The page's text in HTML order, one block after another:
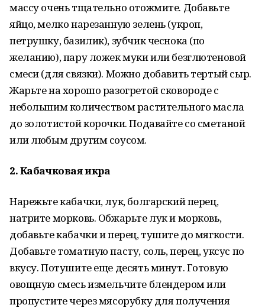
массу очень тщательно отожмите. Добавьте
яйцо, мелко нарезанную зелень (укроп,
петрушку, базилик), зубчик чеснока (по
желанию), пару ложек муки или безглютеновой
смеси (для связки). Можно добавить тертый сыр.
Жарьте на хорошо разогретой сковороде с
небольшим количеством растительного масла
до золотистой корочки. Подавайте со сметаной
или любым другим соусом.
2. Кабачковая икра
Нарежьте кабачки, лук, болгарский перец,
натрите морковь. Обжарьте лук и морковь,
добавьте кабачки и перец, тушите до мягкости.
Добавьте томатную пасту, соль, перец, уксус по
вкусу. Потушите еще десять минут. Готовую
овощную смесь измельчите блендером или
пропустите через мясорубку для получения